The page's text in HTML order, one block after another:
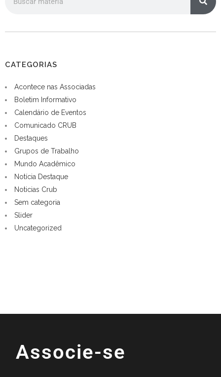
CATEGORIAS
Acontece nas Associadas
Boletim Informativo
Calendário de Eventos
Comunicado CRUB
Destaques
Grupos de Trabalho
Mundo Acadêmico
Notícia Destaque
Noticias Crub
Sem categoria
Slider
Uncategorized
Associe-se